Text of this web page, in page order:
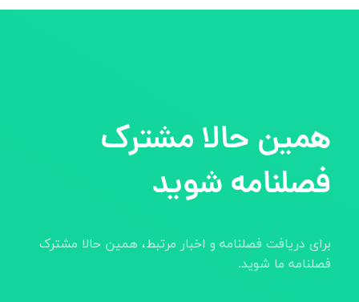
همین حالا مشترک
فصلنامه شوید
برای دریافت فصلنامه و اخبار مرتبط، همین حالا مشترک
فصلنامه ما شوید.